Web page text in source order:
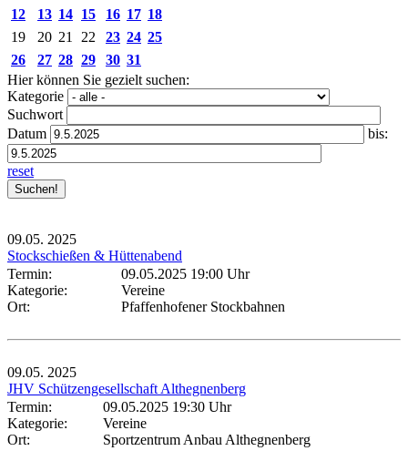
12
13 14 15 16 17 18
19
20 21 22 23 24 25
26
27 28 29 30 31
Hier können Sie gezielt suchen:
Kategorie
Suchwort
Datum
bis:
reset
09.05. 2025
Stockschießen & Hüttenabend
Termin:
09.05.2025 19:00 Uhr
Kategorie:
Vereine
Ort:
Pfaffenhofener Stockbahnen
09.05. 2025
JHV Schützengesellschaft Althegnenberg
Termin:
09.05.2025 19:30 Uhr
Kategorie:
Vereine
Ort:
Sportzentrum Anbau Althegnenberg